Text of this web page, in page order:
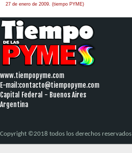
27 de enero de 2009. (tiempo PYME)
www.tiempopyme.com
E-mail:contacto@tiempopyme.com
Capital Federal - Buenos Aires
Argentina
Copyright ©2018 todos los derechos reservados